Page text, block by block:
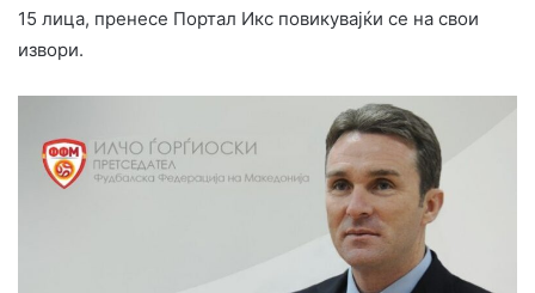
15 лица, пренесе Портал Икс повикувајќи се на свои
извори.